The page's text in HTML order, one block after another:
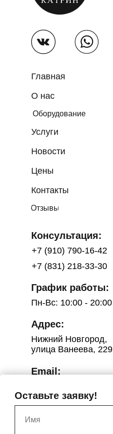
Email:
Нижний Новгород,
улица Ванеева, 229
Адрес:
Пн-Вс: 10:00 - 20:00
Главная
Услуги
О нас
Новости
Контакты
Цены
Оборудование
Отзывы
График работы:
+7 (910) 790-16-42
+7 (831) 218-33-30
Консультация:
Оставьте заявку!